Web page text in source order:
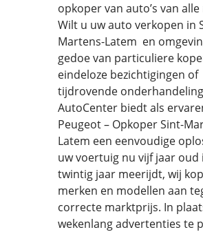
opkoper van auto’s van
Wilt u uw auto verkopen in
Martens-Latem en
gedoe van particuliere
eindeloze bezichtigingen of
tijdrovende
AutoCenter biedt als
Peugeot – Opkoper Sint-
Latem een eenvoudige
uw voertuig nu vijf jaar oud
twintig jaar meerijdt, wij
merken en modellen aan
correcte marktprijs. In
wekenlang advertenties te